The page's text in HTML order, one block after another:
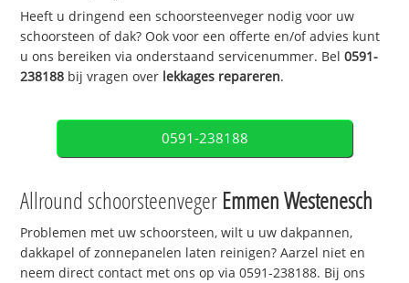
Heeft u dringend een schoorsteenveger nodig voor uw
schoorsteen of dak? Ook voor een offerte en/of advies kunt
u ons bereiken via onderstaand servicenummer. Bel0591-
238188 bij vragen over lekkages repareren.
0591-238188
Allround schoorsteenveger Emmen Westenesch
Problemen met uw schoorsteen, wilt u uw dakpannen,
dakkapel of zonnepanelen laten reinigen? Aarzel niet en
neem direct contact met ons op via 0591-238188. Bij ons